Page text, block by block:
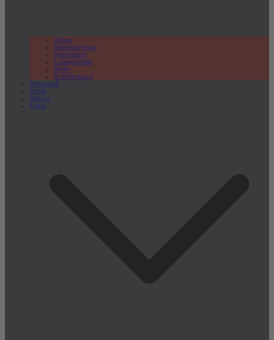
Teltow
Kleinmachnow
Stahnsdorf
Ludwigsfelde
Berlin
Brandenburg
Wirtschaft
Politik
Bildung
Kultur